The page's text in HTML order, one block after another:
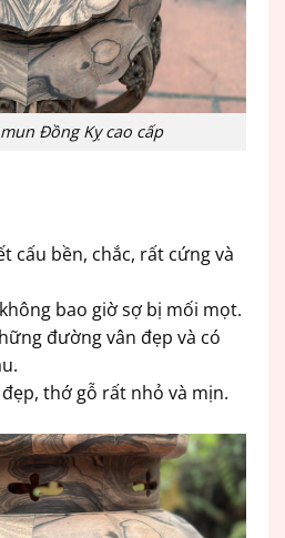
Đồng Kỵ cao cấp
cấu bền, chắc, rất cứng và
bao giờ sợ bị mối mọt.
đường vân đẹp và có
thớ gỗ rất nhỏ và mịn.